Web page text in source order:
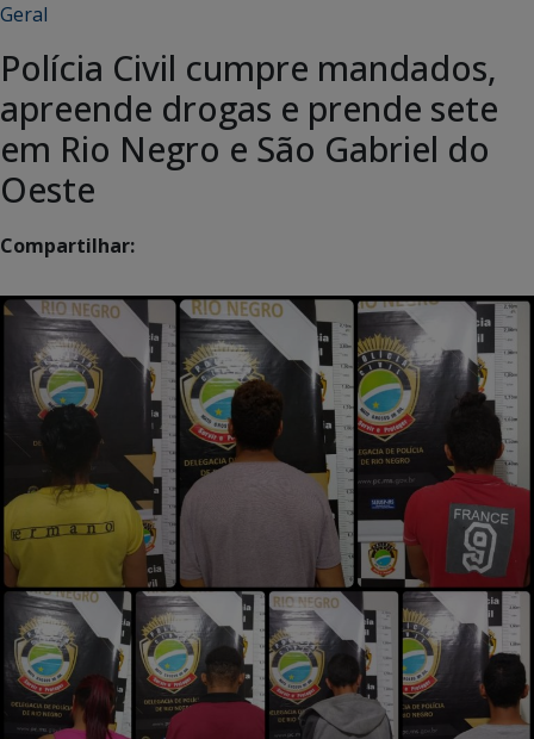
Geral
Polícia Civil cumpre mandados,
apreende drogas e prende sete
em Rio Negro e São Gabriel do
Oeste
Compartilhar: